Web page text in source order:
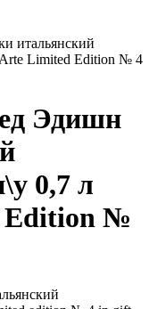
итальянский
Limited Edition № 4
Эдишн
0,7 л
Edition №